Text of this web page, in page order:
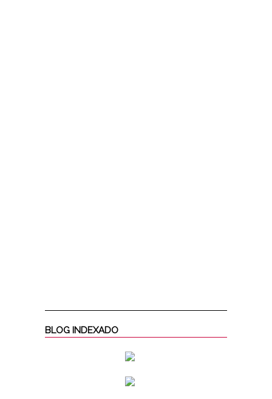
BLOG INDEXADO